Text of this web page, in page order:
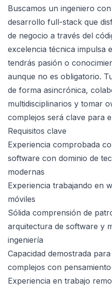
Buscamos un ingeniero
desarrollo full-stack que
de negocio a través del
excelencia técnica impulsa
tendrás pasión o
aunque no es obligatorio.
de forma asincrónica,
multidisciplinarios y tomar
complejos será clave para
Requisitos clave
Experiencia comprobada
software con dominio de
modernas
Experiencia trabajando en
móviles
Sólida comprensión de
arquitectura de software y
ingeniería
Capacidad demostrada
complejos con
Experiencia en trabajo